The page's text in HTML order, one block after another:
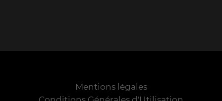
Mentions légales